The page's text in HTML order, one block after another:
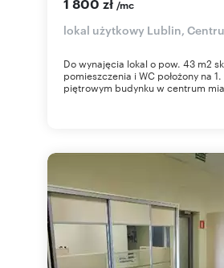
/mc
lokal użytkowy Lublin,
Do wynajęcia lokal o pow. 43 m2
pomieszczenia i WC położony na
piętrowym budynku w centrum